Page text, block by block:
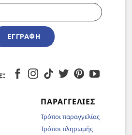
ΕΓΓΡΑΦΉ
ΠΑΡΑΓΓΕΛΊΕΣ
Τρόποι παραγγελίας
Τρόποι πληρωμής